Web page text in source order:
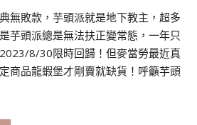
無敗款，芋頭派就是地下教主，超多
芋頭派總是無法扶正變常態，一年只
8/30限時回歸！但麥當勞最近真
商品龍蝦堡才剛賣就缺貨！呼籲芋頭